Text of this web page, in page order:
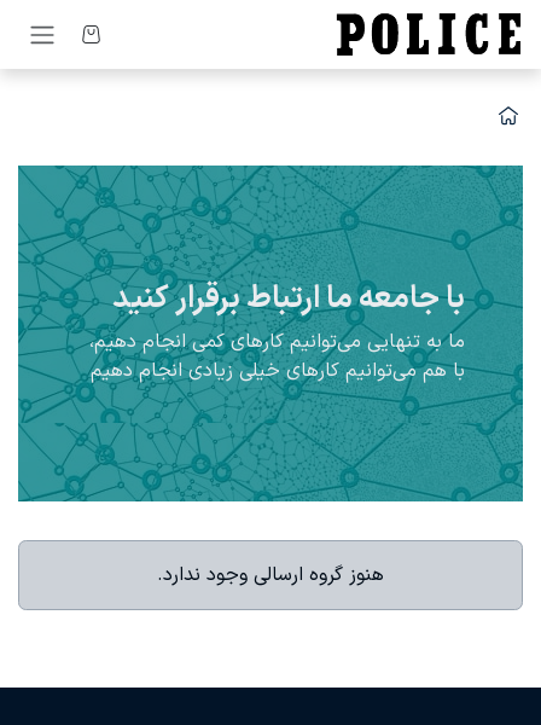
صرف نظر و مشاهده محتوا
با جامعه ما ارتباط برقرار کنید
ما به تنهایی می‌توانیم کارهای کمی انجام دهیم،
با هم می‌توانیم کارهای خیلی زیادی انجام دهیم
هنوز گروه ارسالی وجود ندارد.